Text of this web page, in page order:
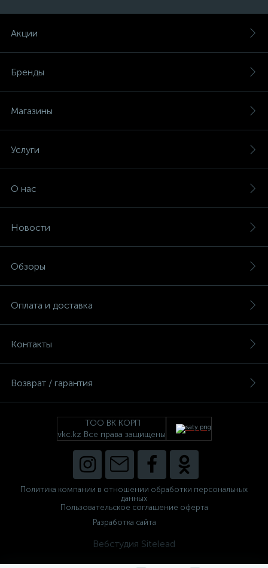
Акции
Бренды
Магазины
Услуги
О нас
Новости
Обзоры
Оплата и доставка
Контакты
Возврат / гарантия
ТОО ВК КОРП
vkc.kz Все права защищены
Политика компании в отношении обработки персональных
данных
Пользовательское соглашение оферта
Разработка сайта
Вебстудия Sitelead